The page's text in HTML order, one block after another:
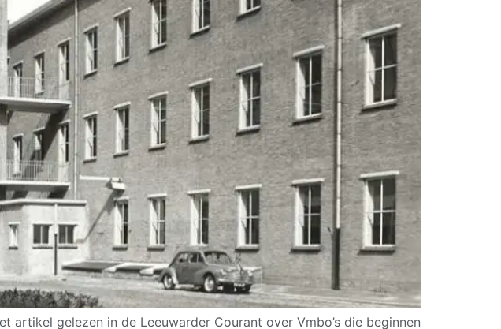
gelezen in de Leeuwarder Courant over Vmbo’s die beginnen